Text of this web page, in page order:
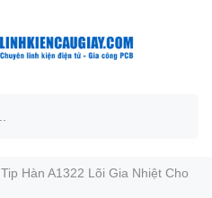
Tip Hàn A1322 Lõi Gia Nhiệt Cho